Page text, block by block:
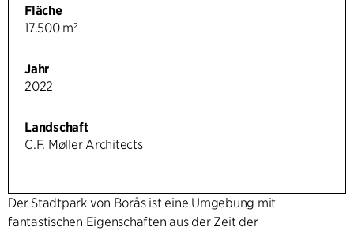
Fläche
17.500 m²
Jahr
2022
Landschaft
C.F. Møller Architects
Der Stadtpark von Borås ist eine Umgebung mit
fantastischen Eigenschaften aus der Zeit der